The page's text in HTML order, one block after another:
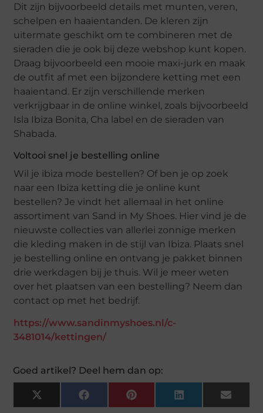
Dit zijn bijvoorbeeld details met munten, veren,
schelpen en haaientanden. De kleren zijn
uitermate geschikt om te combineren met de
sieraden die je ook bij deze webshop kunt kopen.
Draag bijvoorbeeld een mooie maxi-jurk en maak
de outfit af met een bijzondere ketting met een
haaientand. Er zijn verschillende merken
verkrijgbaar in de online winkel, zoals bijvoorbeeld
Isla Ibiza Bonita, Cha label en de sieraden van
Shabada.
Voltooi snel je bestelling online
Wil je ibiza mode bestellen? Of ben je op zoek
naar een Ibiza ketting die je online kunt
bestellen? Je vindt het allemaal in het online
assortiment van Sand in My Shoes. Hier vind je de
nieuwste collecties van allerlei zonnige merken
die kleding maken in de stijl van Ibiza. Plaats snel
je bestelling online en ontvang je pakket binnen
drie werkdagen bij je thuis. Wil je meer weten
over het plaatsen van een bestelling? Neem dan
contact op met het bedrijf.
https://www.sandinmyshoes.nl/c-
3481014/kettingen/
Goed artikel? Deel hem dan op:
X
(Twitter)
Facebook Pinterest LinkedIn Email